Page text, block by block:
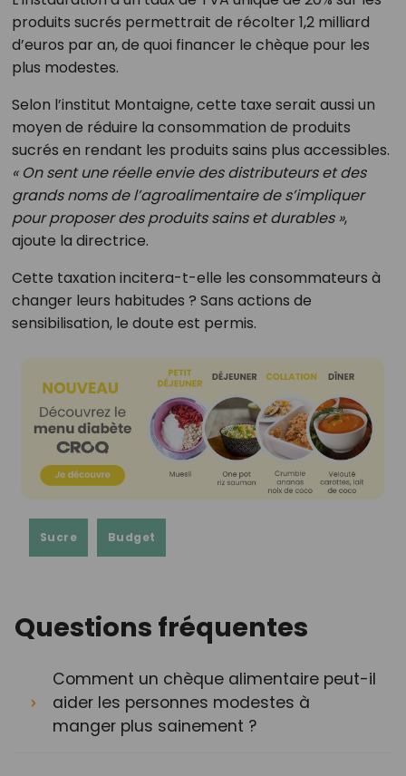
produits sucrés permettrait de récolter 1,2 milliard
d’euros par an, de quoi financer le chèque pour les
plus modestes.
Selon l’institut Montaigne, cette taxe serait aussi un
moyen de réduire la consommation de produits
sucrés en rendant les produits sains plus accessibles.
« On sent une réelle envie des distributeurs et des
grands noms de l’agroalimentaire de s’impliquer
pour proposer des produits sains et durables »,
ajoute la directrice.
Cette taxation incitera-t-elle les consommateurs à
changer leurs habitudes ? Sans actions de
sensibilisation, le doute est permis.
Sucre Budget
Questions fréquentes
Comment un chèque alimentaire peut-il
aider les personnes modestes à
manger plus sainement ?